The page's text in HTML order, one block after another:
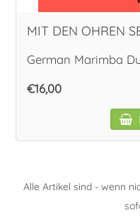
MIT DEN OHREN
German Marimba
€16,00
Alle Artikel sind - wenn